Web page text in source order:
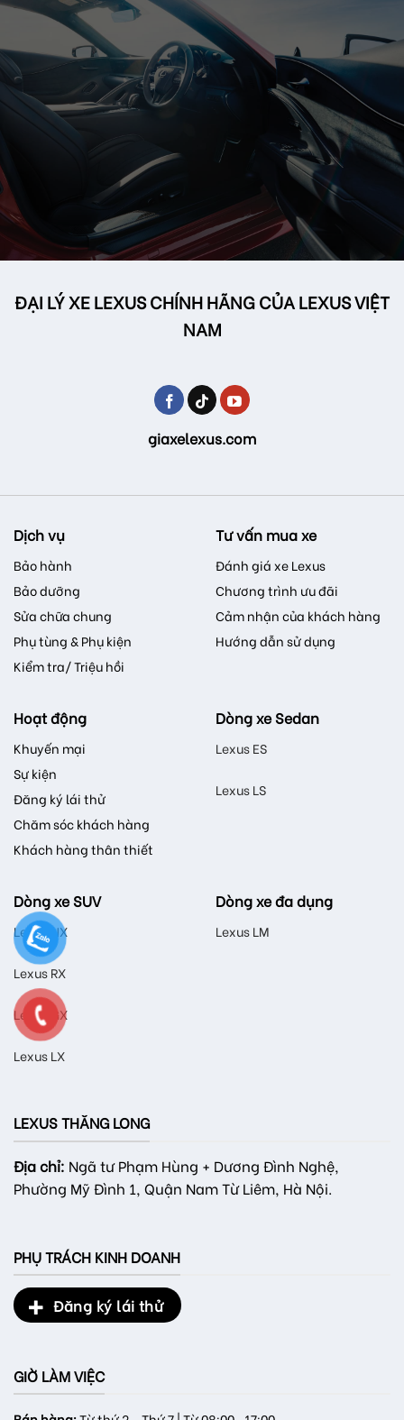
ĐẠI LÝ XE LEXUS CHÍNH HÃNG CỦA LEXUS VIỆT
NAM
giaxelexus.com
Dịch vụ
Bảo hành
Bảo dưỡng
Sửa chữa chung
Phụ tùng & Phụ kiện
Kiểm tra/ Triệu hồi
Tư vấn mua xe
Đánh giá xe Lexus
Chương trình ưu đãi
Cảm nhận của khách hàng
Hướng dẫn sử dụng
Hoạt động
Khuyến mại
Sự kiện
Đăng ký lái thử
Chăm sóc khách hàng
Khách hàng thân thiết
Dòng xe Sedan
Lexus ES
Lexus LS
Dòng xe SUV
Lexus NX
Lexus RX
Lexus GX
Lexus LX
Dòng xe đa dụng
Lexus LM
LEXUS THĂNG LONG
Địa chỉ: Ngã tư Phạm Hùng + Dương Đình Nghệ,
Phường Mỹ Đình 1, Quận Nam Từ Liêm, Hà Nội.
PHỤ TRÁCH KINH DOANH
Đăng ký lái thử
GIỜ LÀM VIỆC